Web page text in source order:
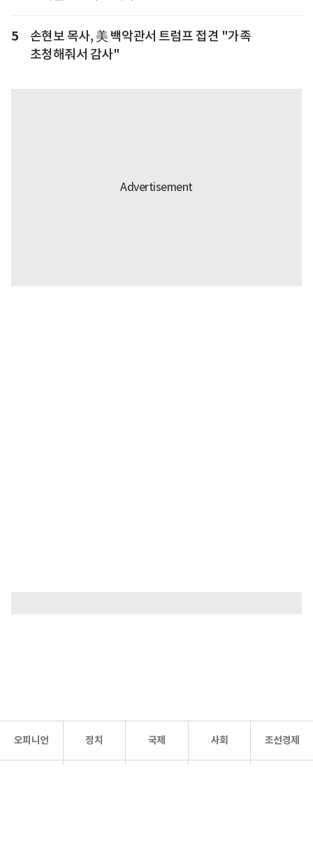
5
손현보 목사, 美 백악관서 트럼프 접견 "가족
초청해줘서 감사"
오피니언 정치 국제 사회 조선경제